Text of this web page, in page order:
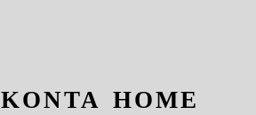
HOME
KONTA